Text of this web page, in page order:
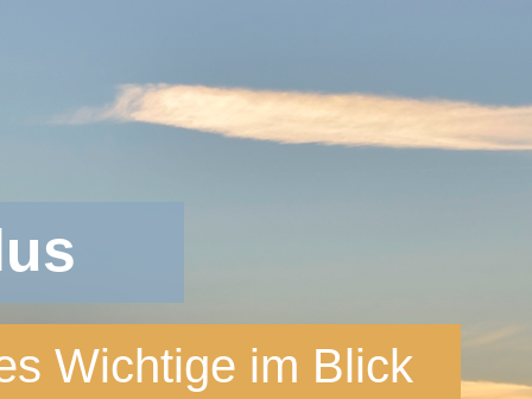
Wichtige im Blick